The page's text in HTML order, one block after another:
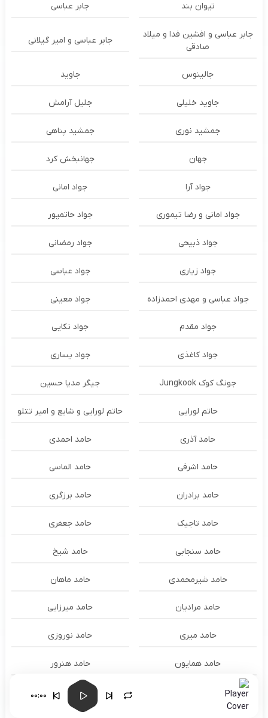
تیوان بند جابر عباسی
جابر عباسی و افشین فدا و میلاد
صادقی
جابر عباسی و امیر گیلانی
جالینوس جاوید
جاوید خلیلی جلیل آرامش
جمشید نوری جمشید پناهی
جهان جهانبخش کرد
جواد آرا جواد امانی
جواد امانی و رضا تیموری جواد حاتمپور
جواد ذبیحی جواد رمضانی
جواد زیاری جواد عباسی
جواد عباسی و مهدی احمدزاده جواد معینی
جواد مقدم جواد نکایی
جواد کاغذی جواد یساری
جونگ کوک Jungkook جیگر مدیا حسین
حاتم لورایی حاتم لورایی و شایع و امیر تتلو
حامد آذری حامد احمدی
حامد اشرفی حامد الماسی
حامد برادران حامد برزگری
حامد تاجیک حامد جعفری
حامد سنجابی حامد شیخ
حامد شیرمحمدی حامد ماهان
حامد مرادیان حامد میرزایی
حامد میری حامد نوروزی
حامد همایون حامد هنرور
حامد یوسفی 00:00